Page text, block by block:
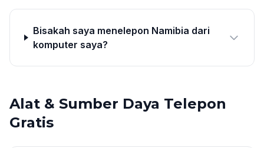
Bisakah saya menelepon Namibia dari
komputer saya?
Alat & Sumber Daya Telepon
Gratis